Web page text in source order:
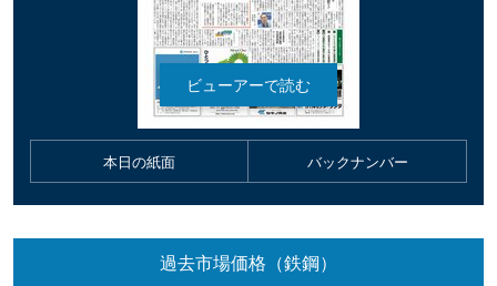
本日の紙面 バックナンバー
過去市場価格（鉄鋼）